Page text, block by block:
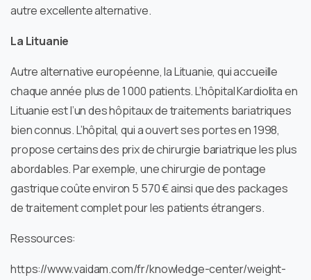
autre excellente alternative.
La Lituanie
Autre alternative européenne, la Lituanie, qui accueille
chaque année plus de 1 000 patients. L’hôpital Kardiolita en
Lituanie est l’un des hôpitaux de traitements bariatriques
bien connus. L’hôpital, qui a ouvert ses portes en 1998,
propose certains des prix de chirurgie bariatrique les plus
abordables. Par exemple, une chirurgie de pontage
gastrique coûte environ 5 570 € ainsi que des packages
de traitement complet pour les patients étrangers.
Ressources:
https://www.vaidam.com/fr/knowledge-center/weight-